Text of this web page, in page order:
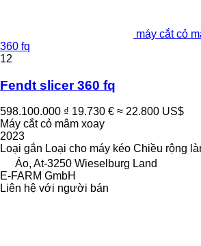
máy cắt cỏ
360 fq
12
Fendt slicer 360 fq
598.100.000 ₫ 19.730 € ≈ 22.800 US$
Máy cắt cỏ mâm xoay
2023
Loại gắn Loại cho máy kéo Chiều rộng
Áo, At-3250 Wieselburg Land
E-FARM GmbH
Liên hệ với người bán